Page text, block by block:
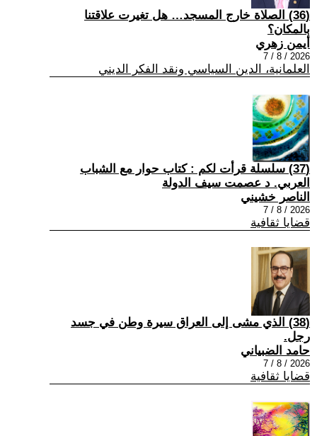
(36) الصلاة خارج المسجد… هل تغيرت علاقتنا
بالمكان؟
أيمن زهري
2026 / 8 / 7
العلمانية، الدين السياسي ونقد الفكر الديني
(37) سلسلة قرأت لكم : كتاب حوار مع الشباب
العربي. د عصمت سيف الدولة
الناصر خشيني
2026 / 8 / 7
قضايا ثقافية
(38) الذي مشى إلى العراق سيرة وطن في جسد
رجل.
حامد الضبياني
2026 / 8 / 7
قضايا ثقافية